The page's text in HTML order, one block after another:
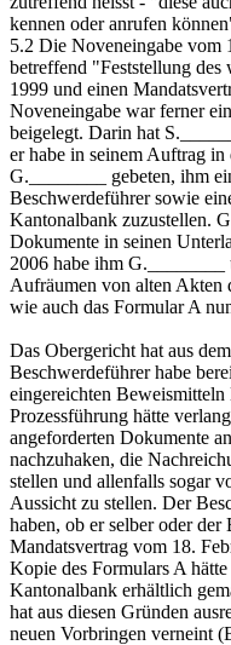
kennen oder anrufen
5.2 Die Noveneingabe vom
betreffend "Feststellung
1999 und einen
Noveneingabe war ferner
beigelegt. Darin hat
er habe in seinem Auftrag
G.________ gebeten, ihm
Beschwerdeführer sowie
Kantonalbank zuzustellen.
Dokumente in seinen
2006 habe ihm
Aufräumen von alten Akten
wie auch das Formular A
Das Obergericht hat aus
Beschwerdeführer habe
eingereichten
Prozessführung hätte
angeforderten Dokumente
nachzuhaken, die
stellen und allenfalls sogar
Aussicht zu stellen. Der
haben, ob er selber oder
Mandatsvertrag vom 18.
Kopie des Formulars A
Kantonalbank erhältlich
hat aus diesen Gründen
neuen Vorbringen verneint